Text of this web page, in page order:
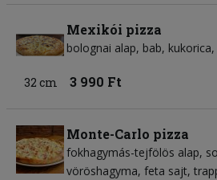
Mexikói pizza
bolognai alap bab kukorica
32 cm 3 990 Ft
Monte-Carlo pizza
fokhagymás-tejfölös alap
vöröshagyma feta sajt